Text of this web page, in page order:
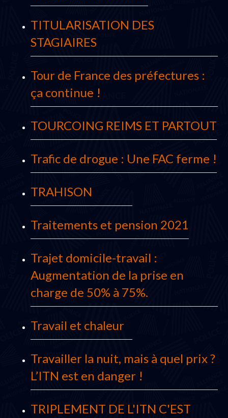
TITULARISATION DES
STAGIAIRES
Tour de France des préfectures :
ça continue !
TOURCOING REIMS ET PARTOUT
Trafic de drogue : Une FAC ferme !
TRAHISON
Traitements et pension 2021
Trajet domicile-travail :
Augmentation de la prise en
charge de 50% à 75%.
Travail et chaleur
Travailler la nuit, mais à quel prix ?
L’ITN est en danger !
TRIPLEMENT DE L'ITN C'EST